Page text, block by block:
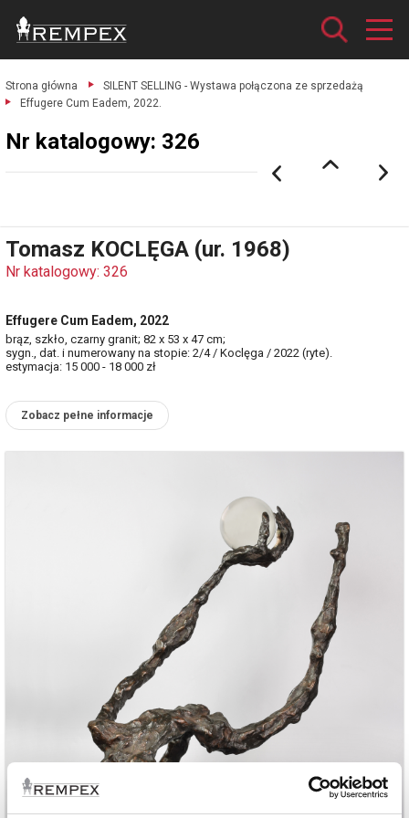
Strona główna
SILENT SELLING - Wystawa połączona ze sprzedażą
Effugere Cum Eadem, 2022.
Nr katalogowy: 326
Tomasz KOCLĘGA (ur. 1968)
Nr katalogowy: 326
Effugere Cum Eadem, 2022
brąz, szkło, czarny granit; 82 x 53 x 47 cm;
sygn., dat. i numerowany na stopie: 2/4 / Koclęga / 2022 (ryte).
estymacja: 15 000 - 18 000 zł
Zobacz pełne informacje